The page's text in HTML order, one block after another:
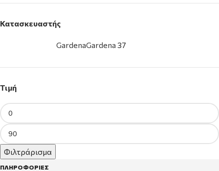
Προγραμματιστές Μπαταρίας 23
Πότισμα & Καθαριότητες
97
Φυτόχωμα & Υπόστρωμα 26
Κατασκευαστής
GardenaGardena 37
Τιμή
Φιλτράρισμα
ΠΛΗΡΟΦΟΡΙΕΣ